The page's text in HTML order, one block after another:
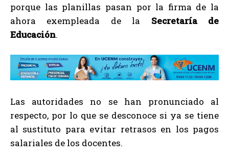
porque las planillas pasan por la firma de la
ahora exempleada de la Secretaría de
Educación.
Las autoridades no se han pronunciado al
respecto, por lo que se desconoce si ya se tiene
al sustituto para evitar retrasos en los pagos
salariales de los docentes.